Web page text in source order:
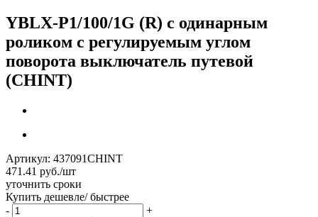
YBLX-P1/100/1G (R) с одинарным
роликом с регулируемым углом
поворота выключатель путевой
(CHINT)
Артикул: 437091CHINT
471.41 руб./шт
уточнить сроки
Купить дешевле/ быстрее
-
+